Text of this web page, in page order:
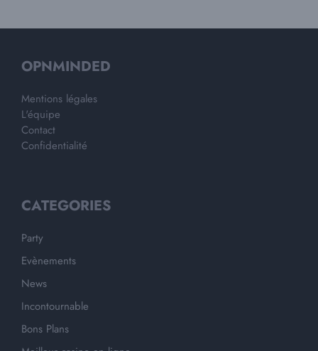
OPNMINDED
Mentions légales
L'équipe
Contact
Confidentialité
CATEGORIES
Party
Evènements
News
Incontournable
Bons Plans